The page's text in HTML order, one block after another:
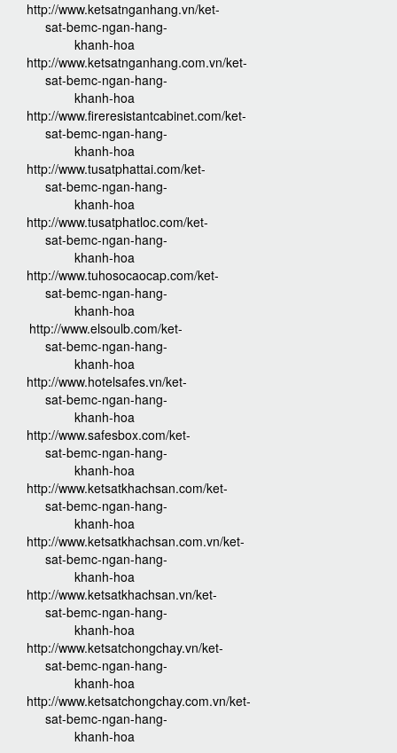
http://www.ketsatnganhang.vn/ket-
sat-bemc-ngan-hang-
khanh-hoa
http://www.ketsatnganhang.com.vn/ket-
sat-bemc-ngan-hang-
khanh-hoa
http://www.fireresistantcabinet.com/ket-
sat-bemc-ngan-hang-
khanh-hoa
http://www.tusatphattai.com/ket-
sat-bemc-ngan-hang-
khanh-hoa
http://www.tusatphatloc.com/ket-
sat-bemc-ngan-hang-
khanh-hoa
http://www.tuhosocaocap.com/ket-
sat-bemc-ngan-hang-
khanh-hoa
http://www.elsoulb.com/ket-
sat-bemc-ngan-hang-
khanh-hoa
http://www.hotelsafes.vn/ket-
sat-bemc-ngan-hang-
khanh-hoa
http://www.safesbox.com/ket-
sat-bemc-ngan-hang-
khanh-hoa
http://www.ketsatkhachsan.com/ket-
sat-bemc-ngan-hang-
khanh-hoa
http://www.ketsatkhachsan.com.vn/ket-
sat-bemc-ngan-hang-
khanh-hoa
http://www.ketsatkhachsan.vn/ket-
sat-bemc-ngan-hang-
khanh-hoa
http://www.ketsatchongchay.vn/ket-
sat-bemc-ngan-hang-
khanh-hoa
http://www.ketsatchongchay.com.vn/ket-
sat-bemc-ngan-hang-
khanh-hoa